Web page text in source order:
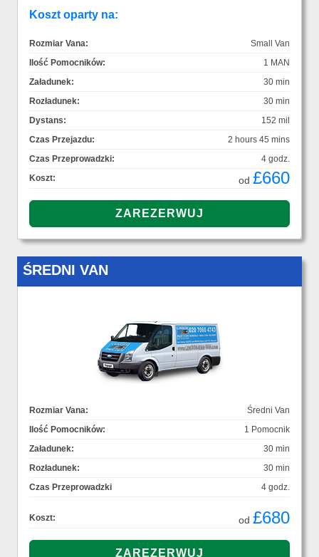
Koszt oparty na:
Rozmiar Vana:
Small Van
Ilość Pomocników:
1 MAN
Załadunek:
30 min
Rozładunek:
30 min
Dystans:
152 mil
Czas Przejazdu:
2 hours 45 mins
Czas Przeprowadzki:
4 godz.
Koszt:
od £660
ŚREDNI VAN
Rozmiar Vana:
Średni Van
Ilość Pomocników:
1 Pomocnik
Załadunek:
30 min
Rozładunek:
30 min
Czas Przeprowadzki
4 godz.
Koszt: od £680